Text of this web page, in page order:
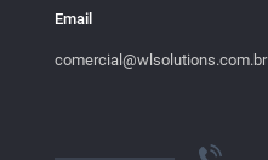
Email
comercial@wlsolutions.com.br